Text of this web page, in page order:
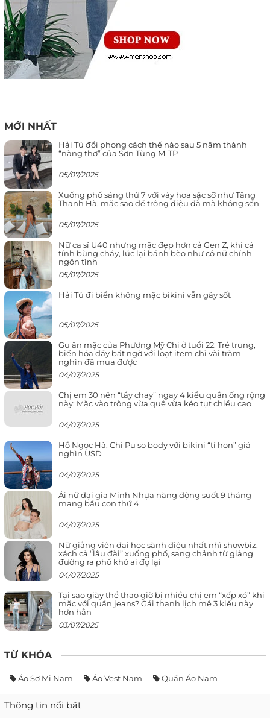
MỚI NHẤT
Hải Tú đổi phong cách thế nào sau 5 năm thành
“nàng thơ” của Sơn Tùng M-TP
05/07/2025
Xuống phố sáng thứ 7 với váy hoa sặc sỡ như Tăng
Thanh Hà, mặc sao để trông điệu đà mà không sến
05/07/2025
Nữ ca sĩ U40 nhưng mặc đẹp hơn cả Gen Z, khi cá
tính bùng cháy, lúc lại bánh bèo như cô nữ chính
ngôn tình
05/07/2025
Hải Tú đi biển không mặc bikini vẫn gây sốt
05/07/2025
Gu ăn mặc của Phương Mỹ Chi ở tuổi 22: Trẻ trung,
biến hóa đầy bất ngờ với loạt item chỉ vài trăm
nghìn đã mua được
04/07/2025
Chị em 30 nên “tẩy chay” ngay 4 kiểu quần ống rộng
này: Mặc vào trông vừa quê vừa kéo tụt chiều cao
04/07/2025
Hồ Ngọc Hà, Chi Pu so body với bikini “tí hon” giá
nghìn USD
04/07/2025
Ái nữ đại gia Minh Nhựa năng động suốt 9 tháng
mang bầu con thứ 4
04/07/2025
Nữ giảng viên đại học sành điệu nhất nhì showbiz,
xách cả “lâu đài” xuống phố, sang chảnh từ giảng
đường ra phố khó ai đọ lại
04/07/2025
Tại sao giày thể thao giờ bị nhiều chị em “xếp xó” khi
mặc với quần jeans? Gái thanh lịch mê 3 kiểu này
hơn hẳn
03/07/2025
TỪ KHÓA
Áo Sơ Mi Nam Áo Vest Nam Quần Áo Nam
Thông tin nổi bật